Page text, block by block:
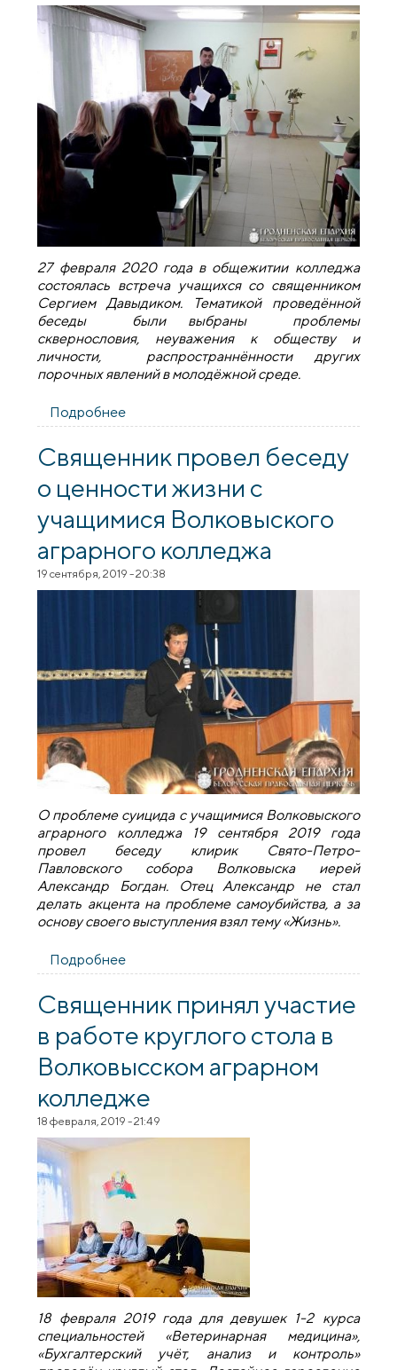
27 февраля 2020 года в общежитии колледжа
состоялась встреча учащихся со священником
Сергием Давыдиком. Тематикой проведённой
беседы были выбраны проблемы
сквернословия, неуважения к обществу и
личности, распространнённости других
порочных явлений в молодёжной среде.
Подробнее
Волковысском аграрном колледже
Священник провел беседу
о ценности жизни с
учащимися Волковыского
аграрного колледжа
19 сентября, 2019 - 20:38
О проблеме суицида с учащимися Волковыского
аграрного колледжа 19 сентября 2019 года
провел беседу клирик Свято-Петро-
Павловского собора Волковыска иерей
Александр Богдан. Отец Александр не стал
делать акцента на проблеме самоубийства, а за
основу своего выступления взял тему «Жизнь».
Подробнее
жизни с учащимися Волковыского
Священник принял участие
в работе круглого стола в
Волковысском аграрном
колледже
18 февраля, 2019 - 21:49
18 февраля 2019 года для девушек 1-2 курса
специальностей «Ветеринарная медицина»,
«Бухгалтерский учёт, анализ и контроль»